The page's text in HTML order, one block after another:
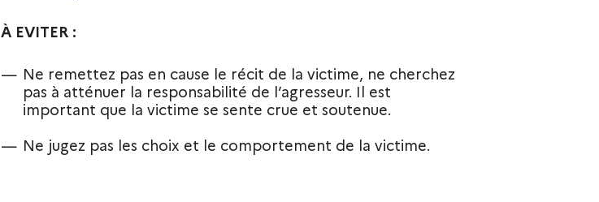
À EVITER :
Ne remettez pas en cause le récit de la victime, ne cherchez
pas à atténuer la responsabilité de l’agresseur. Il est
important que la victime se sente crue et soutenue.
Ne jugez pas les choix et le comportement de la victime.